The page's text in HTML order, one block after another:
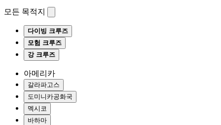
모든 목적지
다이빙 크루즈
모험 크루즈
강 크루즈
아메리카
갈라파고스
도미니카공화국
멕시코
바하마